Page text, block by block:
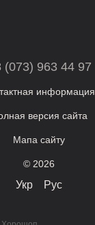
(073) 963 44 97
информация
версия сайта
Мапа сайту
© 2026
Укр Рус